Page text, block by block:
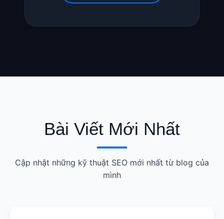
Bài Viết Mới Nhất
Cập nhật những kỹ thuật SEO mới nhất từ blog của
mình